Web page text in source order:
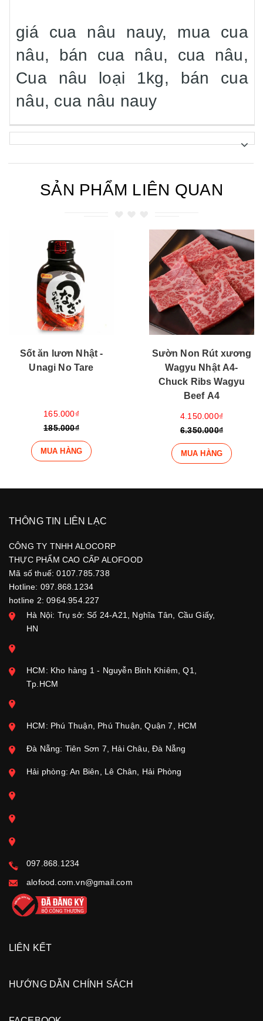
giá cua nâu nauy, mua cua
nâu, bán cua nâu, cua nâu,
Cua nâu loại 1kg, bán cua
nâu, cua nâu nauy
SẢN PHẨM LIÊN QUAN
Sốt ăn lươn Nhật -
Unagi No Tare
165.000₫
185.000₫
MUA HÀNG
Sườn Non Rút xương
Wagyu Nhật A4-
Chuck Ribs Wagyu
Beef A4
4.150.000₫
6.350.000₫
MUA HÀNG
THÔNG TIN LIÊN LẠC
CÔNG TY TNHH ALOCORP
THỰC PHẨM CAO CẤP ALOFOOD
Mã số thuế: 0107.785.738
Hotline: 097.868.1234
hotline 2: 0964.954.227
Hà Nội: Trụ sở: Số 24-A21, Nghĩa Tân, Cầu Giấy,
HN
HCM: Kho hàng 1 - Nguyễn Bỉnh Khiêm, Q1,
Tp.HCM
HCM: Phú Thuận, Phú Thuận, Quận 7, HCM
Đà Nẵng: Tiên Sơn 7, Hải Châu, Đà Nẵng
Hải phòng: An Biên, Lê Chân, Hải Phòng
097.868.1234
alofood.com.vn@gmail.com
LIÊN KẾT
HƯỚNG DẪN CHÍNH SÁCH